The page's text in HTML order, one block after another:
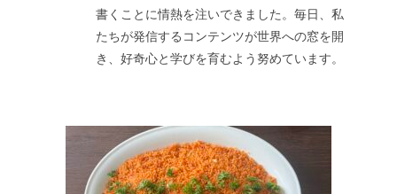
書くことに情熱を注いできました。毎日、私
たちが発信するコンテンツが世界への窓を開
き、好奇心と学びを育むよう努めています。